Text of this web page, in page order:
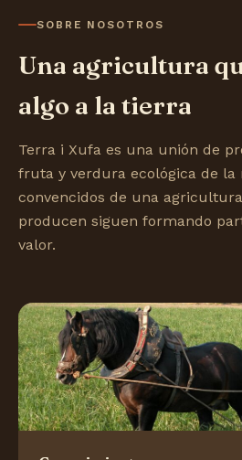
SOBRE NOSOTROS
Una agricultura
algo a la tierra
Terra i Xufa es una unión de
fruta y verdura ecológica de la
convencidos de una
producen siguen formando
valor.